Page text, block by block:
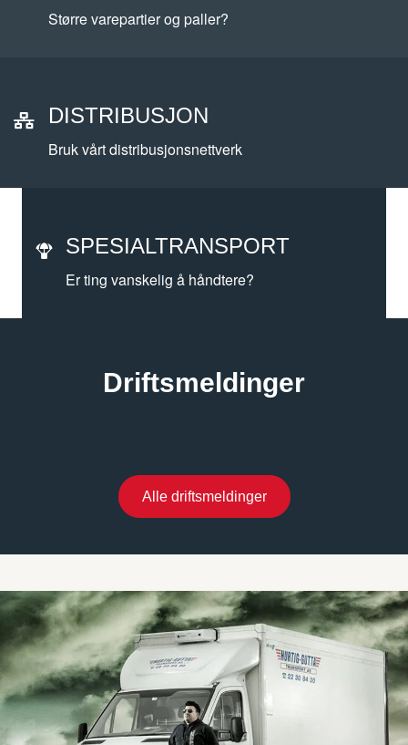
Større varepartier og paller?
DistribusjonDISTRIBUSJON
Bruk vårt distribusjonsnettverk
Spesialtransport
SPESIALTRANSPORT
Er ting vanskelig å håndtere?
Driftsmeldinger
Alle driftsmeldinger